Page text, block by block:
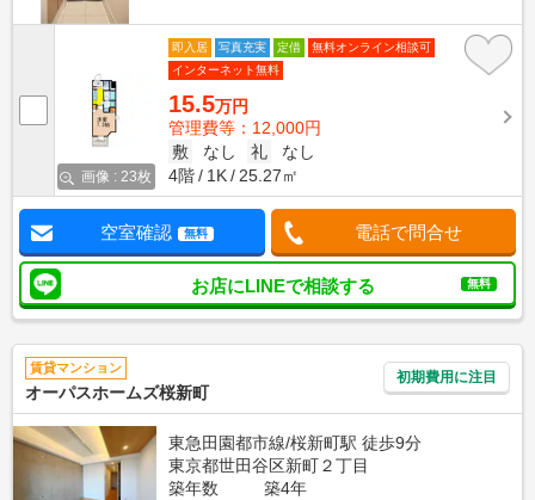
画像 : 23枚
即入居 写真充実 定借
無料オンライン相談可
インターネット無料
15.5万円
管理費等：12,000円
敷
なし 礼
なし
4階
1K 25.27㎡
空室確認 無料 電話で問合せ
お店にLINEで相談する 無料
賃貸マンション
オーパスホームズ桜新町
初期費用に注目
東急田園都市線/桜新町駅 徒歩9分
東京都世田谷区新町２丁目
築年数
築4年